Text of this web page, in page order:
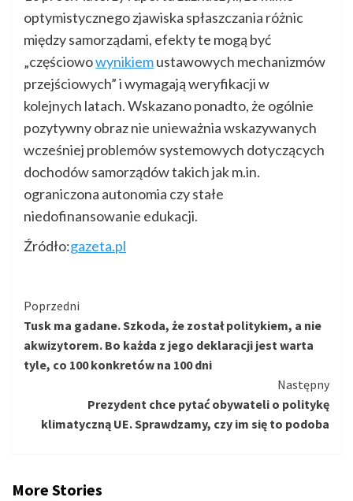
optymistycznego zjawiska spłaszczania różnic
między samorządami, efekty te mogą być
„częściowowynikiemustawowych mechanizmów
przejściowych” i wymagają weryfikacji w
kolejnych latach. Wskazano ponadto, że ogólnie
pozytywny obraz nie unieważnia wskazywanych
wcześniej problemów systemowych dotyczących
dochodów samorządów takich jak m.in.
ograniczona autonomia czy stałe
niedofinansowanie edukacji.
Źródło:gazeta.pl
Kontynuuj
czytanie
Poprzedni
Tusk ma gadane. Szkoda, że został politykiem, a nie
akwizytorem. Bo każda z jego deklaracji jest warta
tyle, co 100 konkretów na 100 dni
Następny
Prezydent chce pytać obywateli o politykę
klimatyczną UE. Sprawdzamy, czy im się to podoba
More Stories